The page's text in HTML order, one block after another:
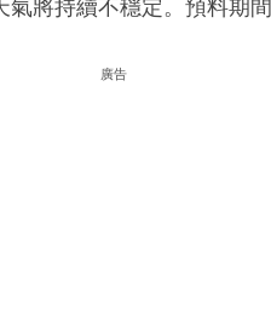
將持續不穩定。預料期
廣告